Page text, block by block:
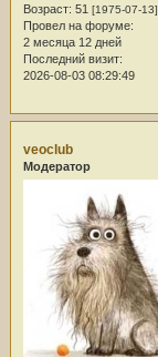
Возраст: 51 [1975-07-13]
Провел на форуме:
2 месяца 12 дней
Последний визит:
2026-08-03 08:29:49
veoclub
Модератор